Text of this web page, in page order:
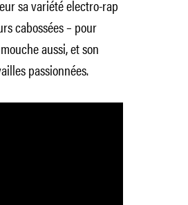
sa variété electro-rap
cabossées – pour
aussi, et son
passionnées.